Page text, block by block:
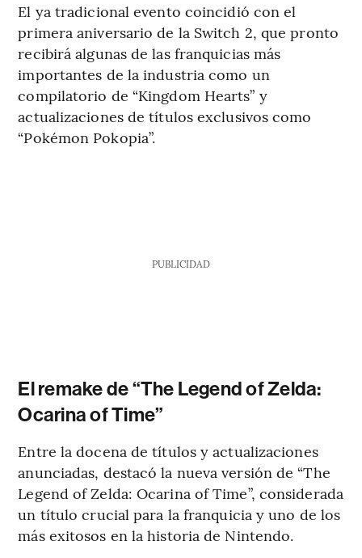
El ya tradicional evento coincidió con el
primera aniversario de la Switch 2, que pronto
recibirá algunas de las franquicias más
importantes de la industria como un
compilatorio de “Kingdom Hearts” y
actualizaciones de títulos exclusivos como
“Pokémon Pokopia”.
PUBLICIDAD
El remake de “The Legend of Zelda:
Ocarina of Time”
Entre la docena de títulos y actualizaciones
anunciadas, destacó la nueva versión de “The
Legend of Zelda: Ocarina of Time”, considerada
un título crucial para la franquicia y uno de los
más exitosos en la historia de Nintendo.